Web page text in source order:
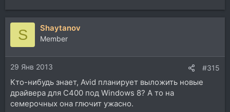
S Shaytanov
Member
29 Янв 2013 #315
Кто-нибудь знает, Avid планирует выложить новые
драйвера для C400 под Windows 8? А то на
семерочных она глючит ужасно.